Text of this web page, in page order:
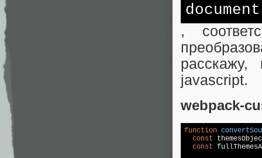
document
,
javascript.
webpack-
function
const
const